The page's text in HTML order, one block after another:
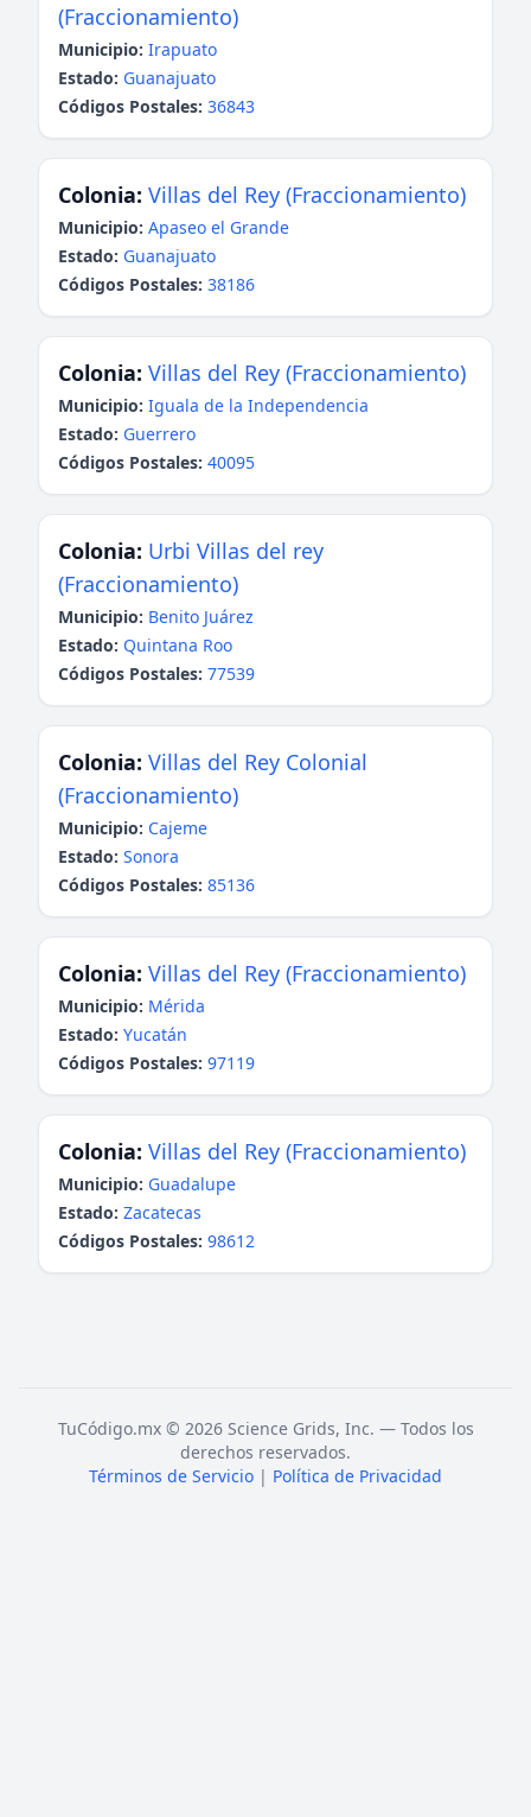
(Fraccionamiento)
Municipio: Irapuato
Estado: Guanajuato
Códigos Postales: 36843
Colonia: Villas del Rey (Fraccionamiento)
Municipio: Apaseo el Grande
Estado: Guanajuato
Códigos Postales: 38186
Colonia: Villas del Rey (Fraccionamiento)
Municipio: Iguala de la Independencia
Estado: Guerrero
Códigos Postales: 40095
Colonia: Urbi Villas del rey
(Fraccionamiento)
Municipio: Benito Juárez
Estado: Quintana Roo
Códigos Postales: 77539
Colonia: Villas del Rey Colonial
(Fraccionamiento)
Municipio: Cajeme
Estado: Sonora
Códigos Postales: 85136
Colonia: Villas del Rey (Fraccionamiento)
Municipio: Mérida
Estado: Yucatán
Códigos Postales: 97119
Colonia: Villas del Rey (Fraccionamiento)
Municipio: Guadalupe
Estado: Zacatecas
Códigos Postales: 98612
TuCódigo.mx © 2026 Science Grids, Inc. — Todos los
derechos reservados.
Términos de Servicio | Política de Privacidad